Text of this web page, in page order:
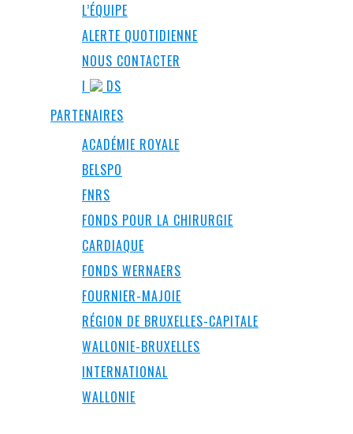
L’ÉQUIPE
ALERTE QUOTIDIENNE
NOUS CONTACTER
I
DS
PARTENAIRES
ACADÉMIE ROYALE
BELSPO
FNRS
FONDS POUR LA CHIRURGIE
CARDIAQUE
FONDS WERNAERS
FOURNIER-MAJOIE
RÉGION DE BRUXELLES-CAPITALE
WALLONIE-BRUXELLES
INTERNATIONAL
WALLONIE